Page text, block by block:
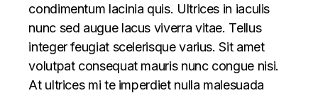
condimentum lacinia quis. Ultrices in iaculis
nunc sed augue lacus viverra vitae. Tellus
integer feugiat scelerisque varius. Sit amet
volutpat consequat mauris nunc congue nisi.
At ultrices mi te imperdiet nulla malesuada